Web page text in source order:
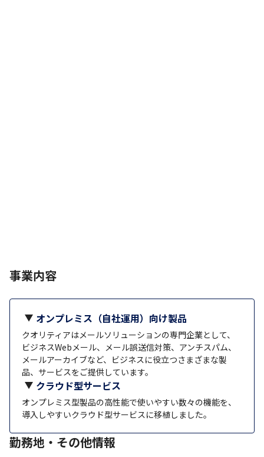
事業内容
オンプレミス（自社運用）向け製品
クオリティアはメールソリューションの専門企業として、
ビジネスWebメール、メール誤送信対策、アンチスパム、
メールアーカイブなど、ビジネスに役立つさまざまな製
品、サービスをご提供しています。
クラウド型サービス
オンプレミス型製品の高性能で使いやすい数々の機能を、
導入しやすいクラウド型サービスに移植しました。
勤務地・その他情報